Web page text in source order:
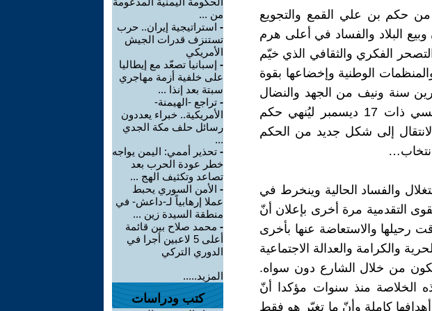
حكم بن علي القمع والتجويع
البلاد والفساد في أعلى هرم
الفكري والثقافي الذي خيّم
الوطنية وإخضاعها بقوة
سنة ونيف من الجهد والنضال
والصراع بكلّ الأشكال حتى ينهض الشعب التونسي ذات 17 ديسمبر ليُنهي حكم
إلى شكل جديد من الحكم
والفساد الحالية وينخرط في
التقدمية مرة أخرى بإعلان أنّ
رحيلها والاستعاضة عنها بأخرى
والكرامة والعدالة الاجتماعية
من خلال الشارع دون سواه.
الخلاصة منذ سنوات مؤكدا أنّ
كاملة وأنّ ما تغيّر هو فقط
من ...
- استراتيجية إيران.. حرب
تستنزف قدرات الجيش
الأمريكي
- إسبانيا تصعّد مع إيطاليا
على خلفية أزمة مهاجري
سبتة بعد إنذا ...
- تراجع -الهيمنة-
الأمريكية.. خبراء يعددون
رسائل حلف مكة الجدي
...
- تحذير أممي: اليمن يواجه
خطر عودة الحرب بعد
تصاعد وتكثيف الهج ...
- الأمن السوري يحبط
عملا إرهابياً لـ-داعش- في
منطقة السيدة زين ...
- محمد صلاح بين قائمة
أعلى 5 لاعبين أجرا في
الدوري التركي
المزيد.....
كتب ودراسات